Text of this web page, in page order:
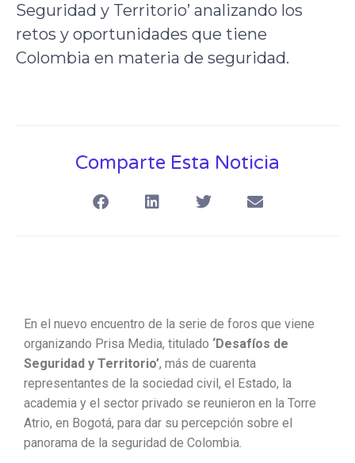
Seguridad y Territorio’ analizando los
retos y oportunidades que tiene
Colombia en materia de seguridad.
Comparte Esta Noticia
En el nuevo encuentro de la serie de foros que viene
organizando Prisa Media, titulado ‘Desafíos de
Seguridad y Territorio’, más de cuarenta
representantes de la sociedad civil, el Estado, la
academia y el sector privado se reunieron en la Torre
Atrio, en Bogotá, para dar su percepción sobre el
panorama de la seguridad de Colombia.